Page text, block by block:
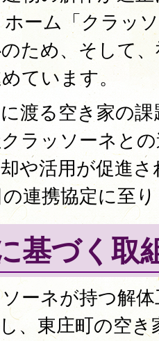
ーム「クラッ
ため、そして
ています。
渡る空き家の
ラッソーネと
や活用が促進
連携協定に至
基づく取
ーネが持つ解
、東庄町の空